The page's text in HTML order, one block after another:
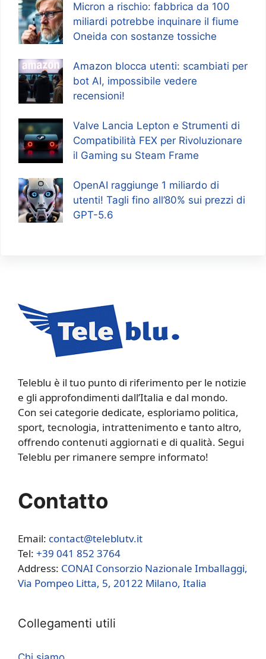
Micron a rischio: fabbrica da 100
miliardi potrebbe inquinare il fiume
Oneida con sostanze tossiche
Amazon blocca utenti: scambiati per
bot AI, impossibile vedere
recensioni!
Valve Lancia Lepton e Strumenti di
Compatibilità FEX per Rivoluzionare
il Gaming su Steam Frame
OpenAI raggiunge 1 miliardo di
utenti! Tagli fino all’80% sui prezzi di
GPT-5.6
Teleblu è il tuo punto di riferimento per le notizie
e gli approfondimenti dall’Italia e dal mondo.
Con sei categorie dedicate, esploriamo politica,
sport, tecnologia, intrattenimento e tanto altro,
offrendo contenuti aggiornati e di qualità. Segui
Teleblu per rimanere sempre informato!
Contatto
Email: contact@teleblutv.it
Tel: +39 041 852 3764
Address: CONAI Consorzio Nazionale Imballaggi,
Via Pompeo Litta, 5, 20122 Milano, Italia
Collegamenti utili